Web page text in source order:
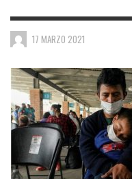
17 MARZO 2021